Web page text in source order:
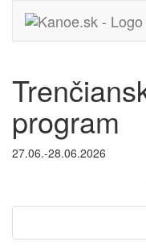
program
27.06.-28.06.2026